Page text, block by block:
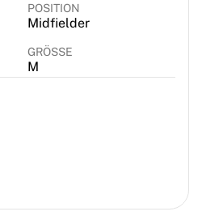
POSITION
Midfielder
GRÖSSE
M